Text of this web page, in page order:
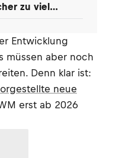
zu viel
Entwicklung
müssen aber noch
Denn klar ist:
neue
erst ab 2026